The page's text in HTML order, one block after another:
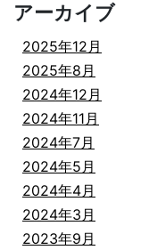
アーカイブ
2025年12月
2025年8月
2024年12月
2024年11月
2024年7月
2024年5月
2024年4月
2024年3月
2023年9月